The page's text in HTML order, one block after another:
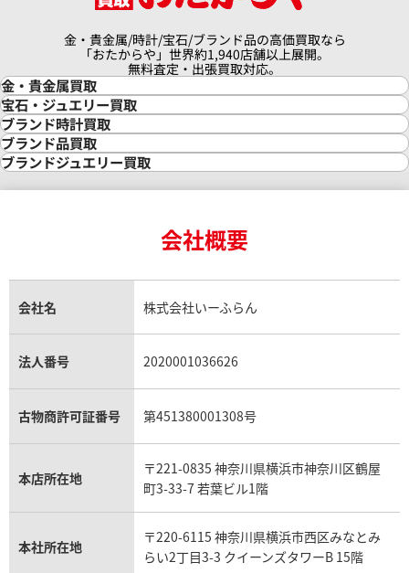
日時点の参考買取価格です
参考買取価格
120,000円
※2024年5月27日時点の参考
スター 166.0216.3
格
日時点の参考買取価格です
オメガ デ・ヴィル プレステ
参考買取価格
87,000円
※2026年4月27日時点の参考
金・貴金属/時計/宝石/ブランド品の高価買取なら
「おたからや」世界約1,940店舗以上展開。
無料査定・出張買取対応。
金・貴金属買取
金買取
金の相場価格情報
金の参考買取価格一覧
インゴット買取
インゴットの相場価格情報
24金買取
金貨買取
貴金属買取
銀・シルバー買取
パラジウム買取
宝石・ジュエリー買取
宝石・ジュエリー買取
ダイヤモンド買取
ダイヤモンド・宝石の参考価格一覧
リング・結婚指輪買取
エメラルド買取
トパーズ買取
タンザナイト買取
キャッツアイ買取
アクアマリン買取
ブランド時計買取
時計買取
ロレックス買取
ロレックス デイトナ買取
ロレックス サブマリーナー買取
ロレックス エクスプローラー買取
ロレックス デイトジャスト買取
パテック フィリップノーチラス買取
ヴァシュロン・コンスタンタン買取
オメガ買取
カルティエ買取
フランク ミュラー買取
リシャール・ミル買取
パネライ買取
チューダー（チュードル）買取
ブランド品買取
ブランド買取
シャネル マトラッセ買取
セリーヌ買取
プラダ買取
ブランドジュエリー買取
ヴァンクリーフ＆アーペル買取
ショーメ買取
ダミアーニ買取
モーブッサン買取
会社概要
会社名 株式会社いーふらん
法人番号 2020001036626
古物商許可証番号 第451380001308号
本店所在地
〒221-0835 神奈川県横浜市神奈川区鶴屋
町3-33-7 若葉ビル1階
本社所在地
〒220-6115 神奈川県横浜市西区みなとみ
らい2丁目3-3 クイーンズタワーB 15階